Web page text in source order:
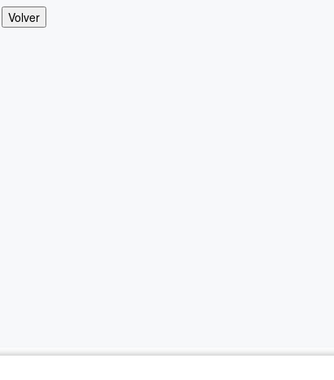
Volver